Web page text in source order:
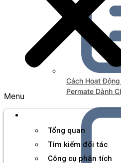
Menu
Tổng quan
Tìm kiếm đối tác
Công cụ phân tích
Cách Hoạt
Permate Dành